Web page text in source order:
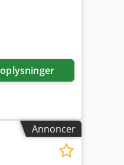
Annoncer